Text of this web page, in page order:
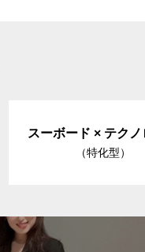
スーボード × テクノ
（特化型）